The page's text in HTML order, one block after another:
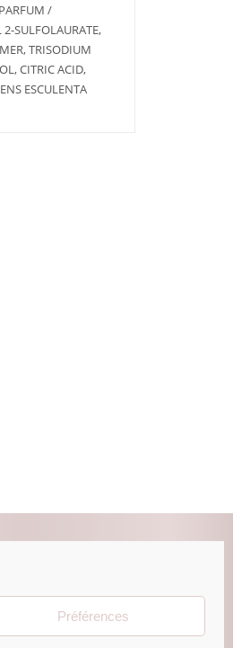
Préférences
/
2-SULFOLAURATE,
TRISODIUM
CITRIC ACID,
ESCULENTA